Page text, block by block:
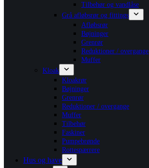
Tilbehør og vandlåse
Grå afløbsrør og fittings
Afløbsrør
Bøjninger
Grenrør
Reduktioner / overgange
Muffer
Kloak
Kloakrør
Bøjninger
Grenrør
Reduktioner / overgange
Muffer
Tilbehør
Faskiner
Pumpebrønde
Rottespærrere
Hus og have